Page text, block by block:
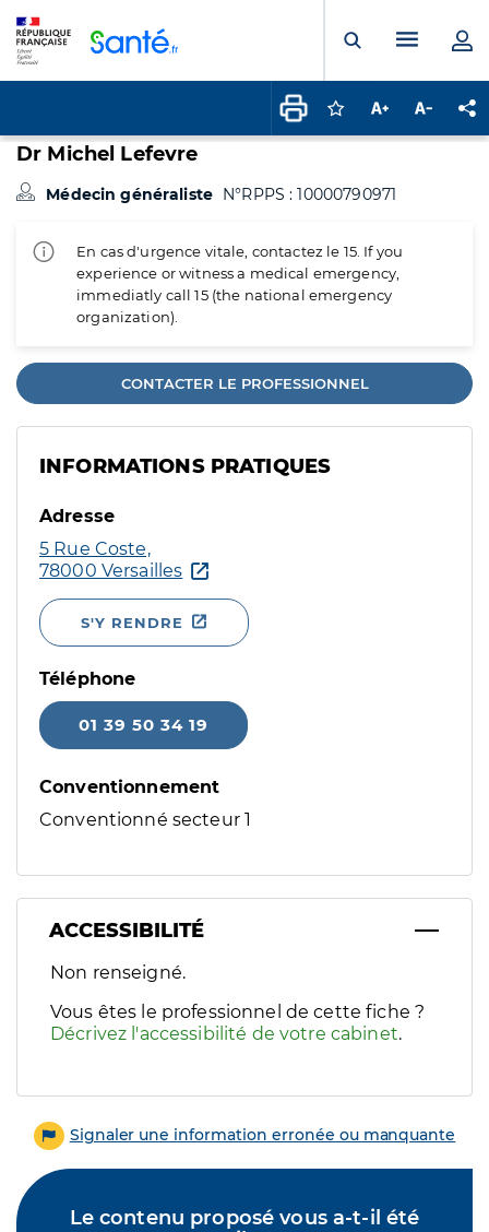
Ouvrir laMenu
Connectez-vous
Augmenter la
Dr Michel Lefevre
Médecin généraliste N°RPPS : 10000790971
En cas d'urgence vitale, contactez le 15. If you
experience or witness a medical emergency,
immediatly call 15 (the national emergency
organization).
CONTACTER LE PROFESSIONNEL
INFORMATIONS PRATIQUES
Adresse
5 Rue Coste,
78000 Versailles
S'Y RENDRE
Téléphone
01 39 50 34 19
Conventionnement
Conventionné secteur 1
ACCESSIBILITÉ
Filtres
Sélectionnez un ou plusieurs handicaps/besoins
Non renseigné.
Vous êtes le professionnel de cette fiche ?
Décrivez l'accessibilité de votre cabinet.
Signaler une information erronée ou manquante
Le contenu proposé vous a-t-il été